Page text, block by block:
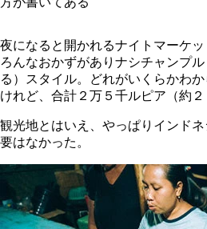
夜になると開かれるナイトマーケ
ろんなおかずがありナシチャンプ
る）スタイル。どれがいくらかわ
けれど、合計２万５千ルピア（約２
観光地とはいえ、やっぱりインド
要はなかった。